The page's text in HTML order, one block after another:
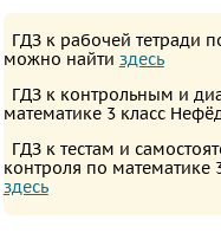
ПРЕДМЕТЫ
предметы
Математика
Английский
язык
ГДЗ к рабочей тетради
можно найти здесь
ГДЗ к контрольным и
математике 3 класс
ГДЗ к тестам и
контроля по математике
здесь